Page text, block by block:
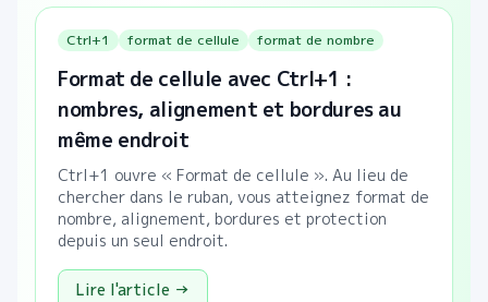
Ctrl+1 format de cellule format de nombre
Format de cellule avec Ctrl+1 :
nombres, alignement et bordures au
même endroit
Ctrl+1 ouvre « Format de cellule ». Au lieu de
chercher dans le ruban, vous atteignez format de
nombre, alignement, bordures et protection
depuis un seul endroit.
Lire l'article →